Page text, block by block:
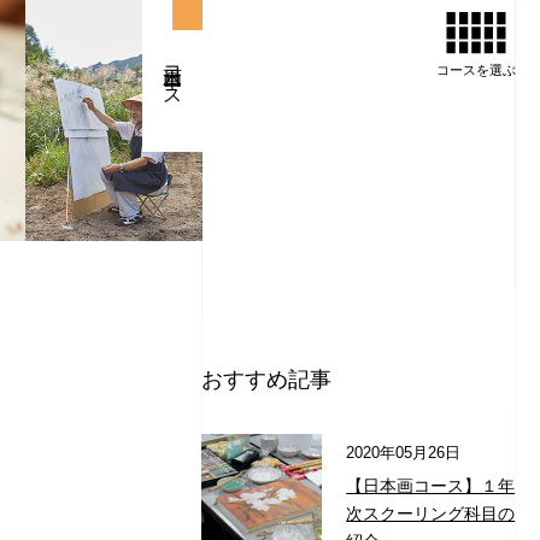
コースを選ぶ
日本画コース
おすすめ記事
2020年05月26日
【日本画コース】１年
次スクーリング科目の